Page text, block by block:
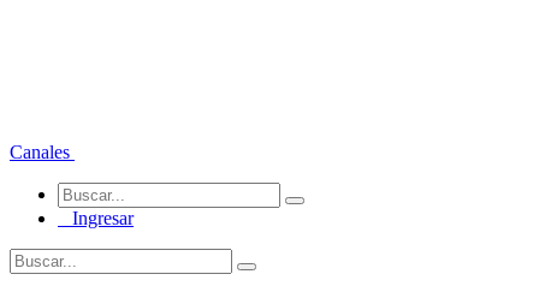
Canales
Ingresar